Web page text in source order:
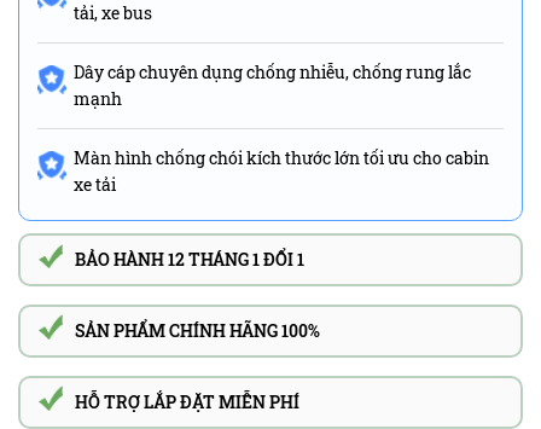
tải, xe bus
Dây cáp chuyên dụng chống nhiễu, chống rung lắc
mạnh
Màn hình chống chói kích thước lớn tối ưu cho cabin
xe tải
BẢO HÀNH 12 THÁNG 1 ĐỔI 1
SẢN PHẨM CHÍNH HÃNG 100%
HỖ TRỢ LẮP ĐẶT MIỄN PHÍ